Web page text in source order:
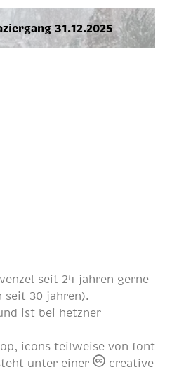
31.12.2025
seit 24 jahren gerne
seit 30 jahren).
ist bei hetzner
, icons teilweise von font
unter einer
creative